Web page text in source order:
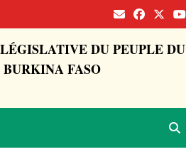
DU PEUPLE DU
BURKINA FASO